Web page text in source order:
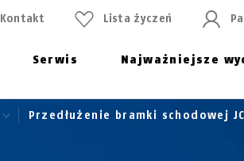
Serwis Najważniejsze
Kontakt Lista życzeń
Przedłużenie bramki schodowej